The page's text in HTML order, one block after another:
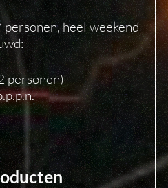
personen, heel weekend
personen)